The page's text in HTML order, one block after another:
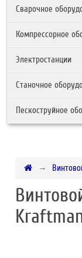
Сварочное
Компрессорное
Электростанции
Станочное
Пескоструйное